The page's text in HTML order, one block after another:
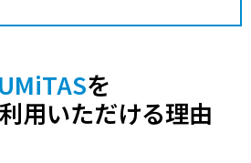
を
用いただける理由